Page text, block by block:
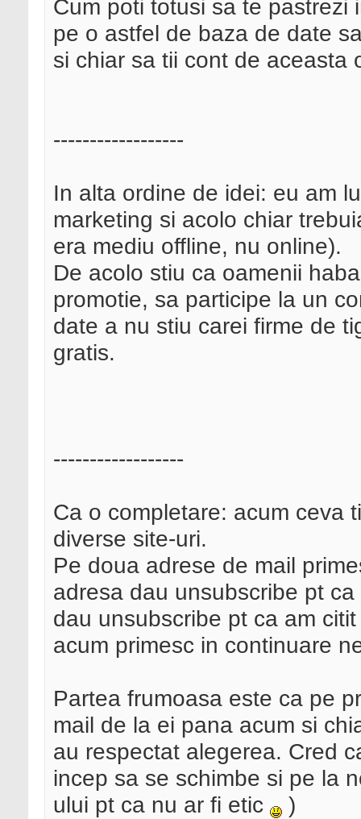
Cum poti totusi sa te pastrezi
pe o astfel de baza de date
si chiar sa tii cont de aceasta
------------------
In alta ordine de idei: eu am
marketing si acolo chiar
era mediu offline, nu online).
De acolo stiu ca oamenii
promotie, sa participe la un
date a nu stiu carei firme de
gratis.
------------------
Ca o completare: acum ceva
diverse site-uri.
Pe doua adrese de mail
adresa dau unsubscribe pt
dau unsubscribe pt ca am
acum primesc in continuare
Partea frumoasa este ca pe
mail de la ei pana acum si
au respectat alegerea. Cred
incep sa se schimbe si pe la
ului pt ca nu ar fi etic
)